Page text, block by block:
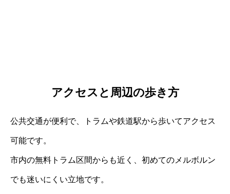
アクセスと周辺の歩き方
公共交通が便利で、トラムや鉄道駅から歩いてアクセス
可能です。
市内の無料トラム区間からも近く、初めてのメルボルン
でも迷いにくい立地です。